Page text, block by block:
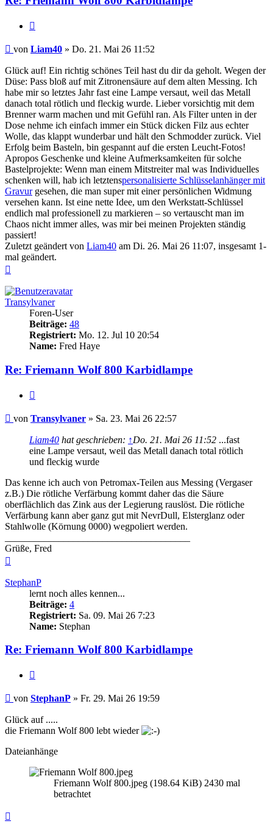
Beitrag
von Liam40 » Do. 21. Mai 26 11:52
Glück auf! Ein richtig schönes Teil hast du dir da geholt. Wegen der
Düse: Pass bloß auf mit Zitronensäure auf dem alten Messing. Ich
habe mir so letztes Jahr fast eine Lampe versaut, weil das Metall
danach total rötlich und fleckig wurde. Lieber vorsichtig mit dem
Brenner warm machen und mit Gefühl ran. Als Filter unten in der
Dose nehme ich einfach immer ein Stück dicken Filz aus echter
Wolle, das klappt wunderbar und hält den Schmodder zurück. Viel
Erfolg beim Basteln, bin gespannt auf die ersten Leucht-Fotos!
Apropos Geschenke und kleine Aufmerksamkeiten für solche
Bastelprojekte: Wenn man einem Mitstreiter mal was Individuelles
schenken will, hab ich letztenspersonalisierte Schlüsselanhänger mit
Gravurgesehen, die man super mit einer persönlichen Widmung
versehen kann. Ist eine nette Idee, um den Werkstatt-Schlüssel
endlich mal professionell zu markieren – so vertauscht man im
Chaos nicht immer alles, was mir bei meinen Projekten ständig
passiert!
Zuletzt geändert von Liam40 am Di. 26. Mai 26 11:07, insgesamt 1-
mal geändert.
Transylvaner
Foren-User
Beiträge: 48
Registriert: Mo. 12. Jul 10 20:54
Name: Fred Haye
Re: Friemann Wolf 800 Karbidlampe
Beitrag
von Transylvaner » Sa. 23. Mai 26 22:57
Liam40 hat geschrieben: ↑Do. 21. Mai 26 11:52 ...fast
eine Lampe versaut, weil das Metall danach total rötlich
und fleckig wurde
Das kenne ich auch von Petromax-Teilen aus Messing (Vergaser
z.B.) Die rötliche Verfärbung kommt daher das die Säure
oberflächlich das Zink aus der Legierung rauslöst. Die rötliche
Verfärbung kann aber ganz gut mit NevrDull, Elsterglanz oder
Stahlwolle (Körnung 0000) wegpoliert werden.
Grüße, Fred
StephanP
lernt noch alles kennen...
Beiträge: 4
Registriert: Sa. 09. Mai 26 7:23
Name: Stephan
Re: Friemann Wolf 800 Karbidlampe
Beitrag
von StephanP » Fr. 29. Mai 26 19:59
Glück auf .....
die Friemann Wolf 800 lebt wieder
Dateianhänge
Friemann Wolf 800.jpeg (198.64 KiB) 2430 mal
betrachtet